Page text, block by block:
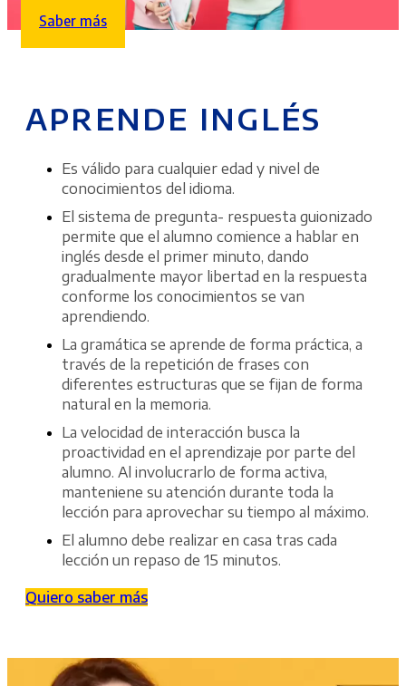
Saber más
APRENDE INGLÉS
Es válido para cualquier edad y nivel de
conocimientos del idioma.
El sistema de pregunta- respuesta guionizado
permite que el alumno comience a hablar en
inglés desde el primer minuto, dando
gradualmente mayor libertad en la respuesta
conforme los conocimientos se van
aprendiendo.
La gramática se aprende de forma práctica, a
través de la repetición de frases con
diferentes estructuras que se fijan de forma
natural en la memoria.
La velocidad de interacción busca la
proactividad en el aprendizaje por parte del
alumno. Al involucrarlo de forma activa,
manteniene su atención durante toda la
lección para aprovechar su tiempo al máximo.
El alumno debe realizar en casa tras cada
lección un repaso de 15 minutos.
Quiero saber más